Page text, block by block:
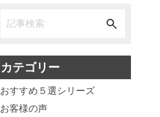
カテゴリー
おすすめ５選シリーズ
お客様の声